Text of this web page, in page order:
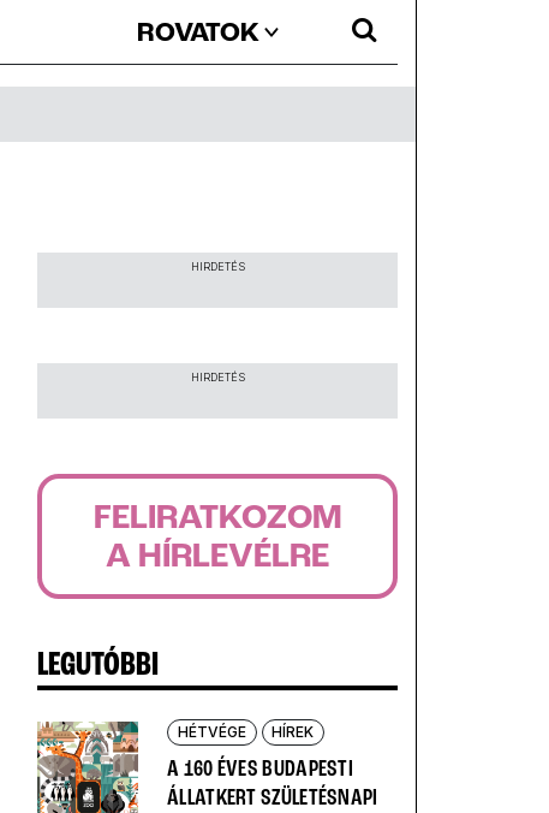
ROVATOK
HIRDETÉS
HIRDETÉS
FELIRATKOZOM
A HÍRLEVÉLRE
LEGUTÓBBI
HÉTVÉGE HÍREK
A 160 ÉVES BUDAPESTI
ÁLLATKERT SZÜLETÉSNAPI